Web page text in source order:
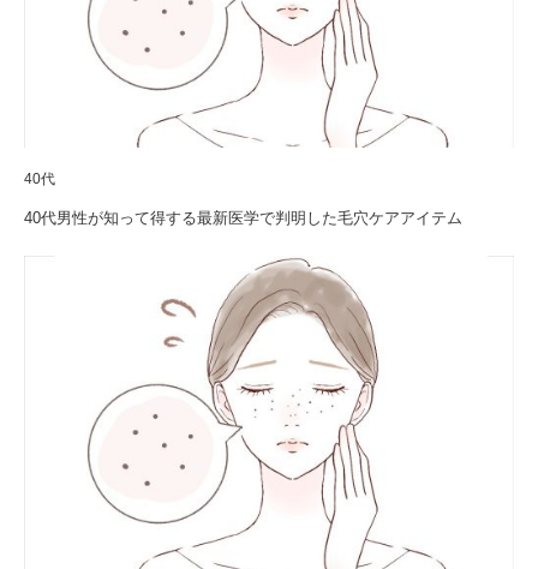
40代
40代男性が知って得する最新医学で判明した毛穴ケアアイテム